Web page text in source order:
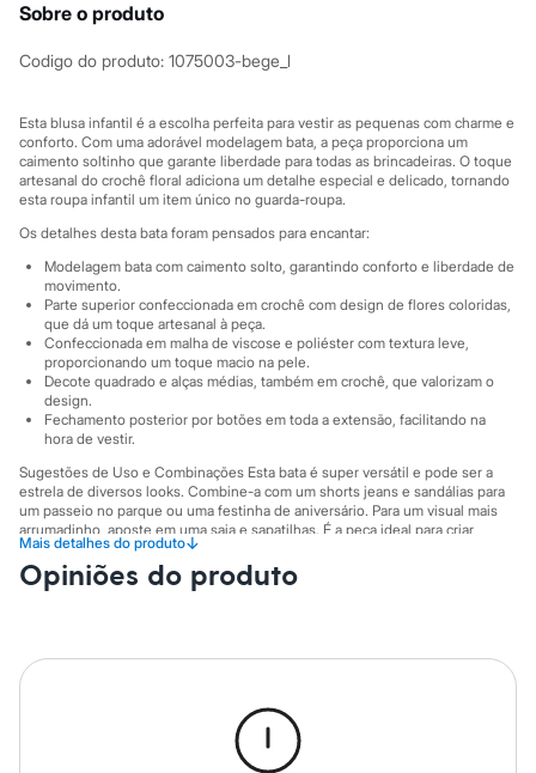
Relógios
Botas
Sandálias
Sapatilhas
Tênis
Marcas
City
Clock House
Sawary
Yessica
Moda esportiva
Acessórios
Blusas
Calçados
Leggings
Shorts e Bermudas
Tops
Moda íntima
Calcinhas
Cintas e Modeladores
Meias
Pijamas
Sutiãs e Tops
Moda praia
Saídas de praia
Personagens
Sobre o produto
Codigo do produto: 1075003-bege_l
Esta blusa infantil é a escolha perfeita para vestir as pequenas com charme e
conforto. Com uma adorável modelagem bata, a peça proporciona um
caimento soltinho que garante liberdade para todas as brincadeiras. O toque
artesanal do crochê floral adiciona um detalhe especial e delicado, tornando
esta roupa infantil um item único no guarda-roupa.
Os detalhes desta bata foram pensados para encantar:
Modelagem bata com caimento solto, garantindo conforto e liberdade de
movimento.
Parte superior confeccionada em crochê com design de flores coloridas,
que dá um toque artesanal à peça.
Confeccionada em malha de viscose e poliéster com textura leve,
proporcionando um toque macio na pele.
Decote quadrado e alças médias, também em crochê, que valorizam o
design.
Fechamento posterior por botões em toda a extensão, facilitando na
hora de vestir.
Sugestões de Uso e Combinações Esta bata é super versátil e pode ser a
estrela de diversos looks. Combine-a com um shorts jeans e sandálias para
um passeio no parque ou uma festinha de aniversário. Para um visual mais
arrumadinho, aposte em uma saia e sapatilhas. É a peça ideal para criar
produções cheias de estilo e conforto para o dia a dia.
A gente se encontra na C&A! ❤
Mais detalhes do produto↓
Opiniões do produto